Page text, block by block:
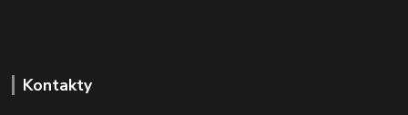
Kontakty